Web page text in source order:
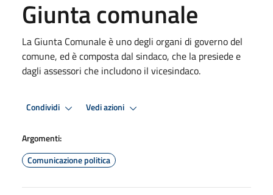
Giunta comunale
La Giunta Comunale è uno degli organi di governo del
comune, ed è composta dal sindaco, che la presiede e
dagli assessori che includono il vicesindaco.
Condividi Vedi azioni
Argomenti:
Comunicazione politica